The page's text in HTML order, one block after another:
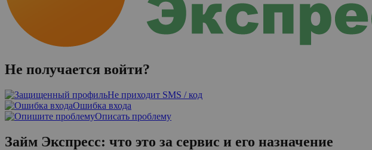
Не получается войти?
Не приходит SMS / код
Ошибка входа
Описать проблему
Займ Экспресс: что это за сервис и его назначение